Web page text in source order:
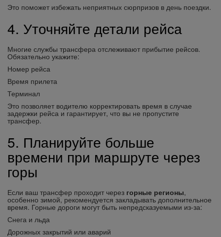
Это поможет избежать неприятных сюрпризов в день поездки.
4. Уточняйте детали рейса
Многие службы трансфера отслеживают прибытие рейсов.
Обязательно укажите:
Номер рейса
Время прилета
Терминал
Это позволяет водителю корректировать время в случае
задержки рейса и гарантирует, что вы не пропустите
трансфер.
5. Планируйте больше
времени при маршруте через
горы
Если ваш трансфер проходит через горные регионы,
особенно зимой, рекомендуется закладывать дополнительное
время. Горные дороги могут быть непредсказуемыми из-за:
Снега и льда
Дорожных закрытий или аварий